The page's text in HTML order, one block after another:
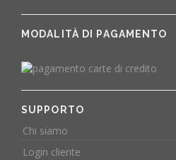
MODALITÀ DI PAGAMENTO
SUPPORTO
Chi siamo
Login cliente